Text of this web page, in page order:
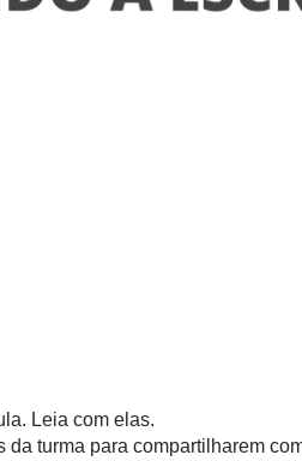
Leia com elas.
turma para compartilharem